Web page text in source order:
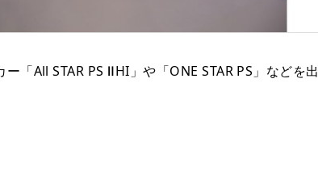
「All STAR PS ⅡHI」や「ONE STAR PS」などを出